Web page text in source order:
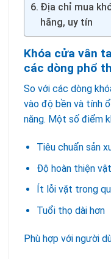
Địa chỉ mua
hãng, uy tín
Khóa cửa vân
các dòng phổ
So với các dòng
vào độ bền và tính
năng. Một số điểm
Tiêu chuẩn sản
Độ hoàn thiện
Ít lỗi vặt trong
Tuổi thọ dài hơn
Phù hợp với người